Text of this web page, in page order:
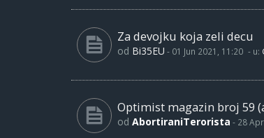
Za devojku koja zeli decu
od Bi35EU - 01 Jun 2021, 11:20 - u:
Optimist magazin broj 59
od AbortiraniTerorista - 28